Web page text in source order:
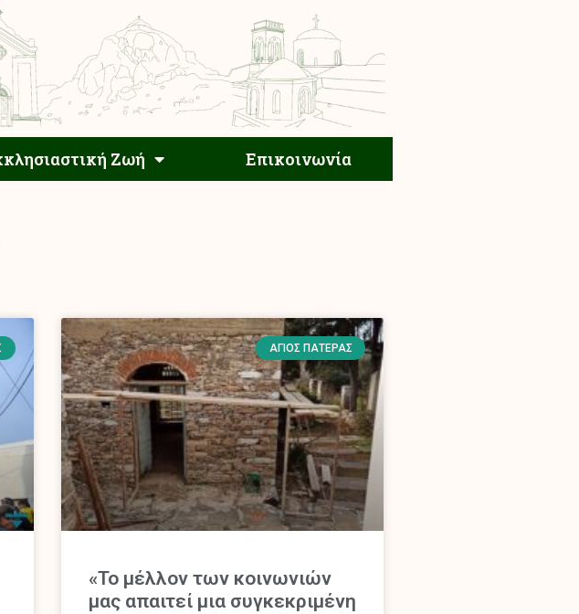
Ζωή Επικοινωνία
Εκκλησιαστική Ζωή Επικοινωνία
ΆΓΙΟΣ ΠΑΤΈΡΑΣ
«Το μέλλον των κοινωνιών
μας απαιτεί μια συγκεκριμένη